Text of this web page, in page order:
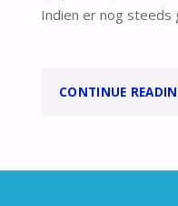
Indien er nog steeds
CONTINUE